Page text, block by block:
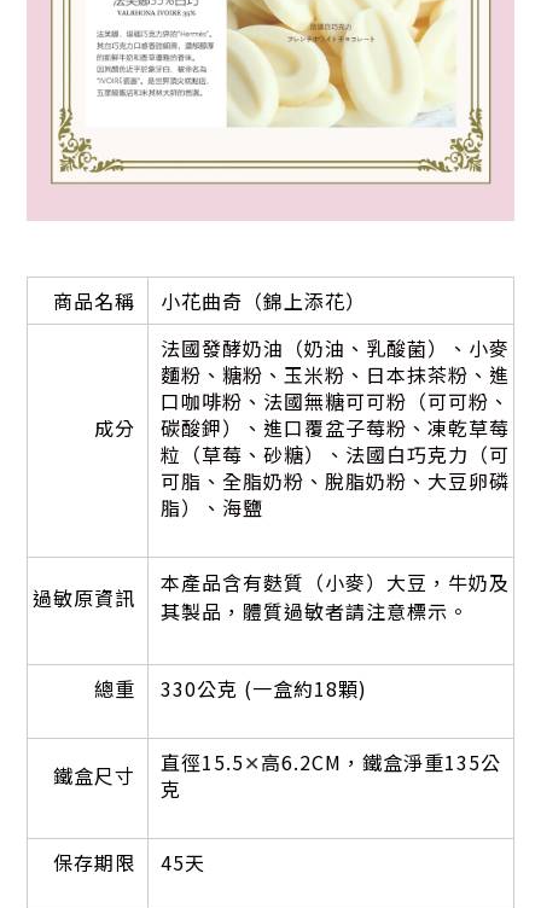
商品名稱 小花曲奇（錦上添花）
成分
法國發酵奶油（奶油、乳酸菌）、小麥
麵粉、糖粉、玉米粉、日本抹茶粉、進
口咖啡粉、法國無糖可可粉（可可粉、
碳酸鉀）、進口覆盆子莓粉、凍乾草莓
粒（草莓、砂糖）、法國白巧克力（可
可脂、全脂奶粉、脫脂奶粉、大豆卵磷
脂）、海鹽
過敏原資訊
本產品含有麩質（小麥）大豆，牛奶及
其製品，體質過敏者請注意標示。
總重 330公克 (一盒約18顆)
鐵盒尺寸 直徑15.5✕高6.2CM，鐵盒淨重135公
克
保存期限 45天